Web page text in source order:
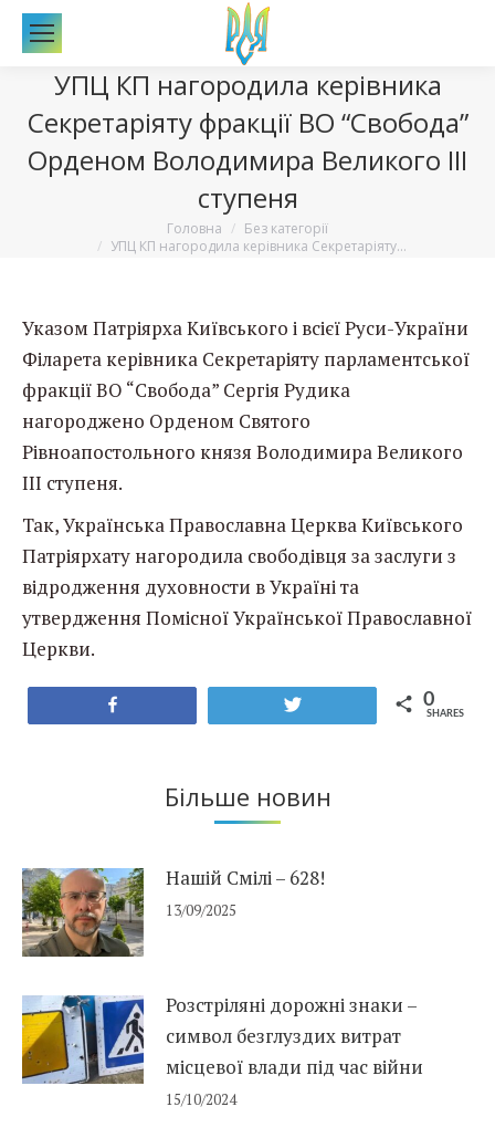
УПЦ КП нагородила керівника
Секретаріяту фракції ВО “Свобода”
Орденом Володимира Великого ІІІ
ступеня
Головна
Без категорії
УПЦ КП нагородила керівника Секретаріяту…
Указом Патріярха Київського і всієї Руси-України
Філарета керівника Секретаріяту парламентської
фракції ВО “Свобода” Сергія Рудика
нагороджено Орденом Святого
Рівноапостольного князя Володимира Великого
ІІІ ступеня.
Так, Українська Православна Церква Київського
Патріярхату нагородила свободівця за заслуги з
відродження духовности в Україні та
утвердження Помісної Української Православної
Церкви.
0
SHARES
Більше новин
Нашій Смілі – 628!
13/09/2025
Розстріляні дорожні знаки –
символ безглуздих витрат
місцевої влади під час війни
15/10/2024